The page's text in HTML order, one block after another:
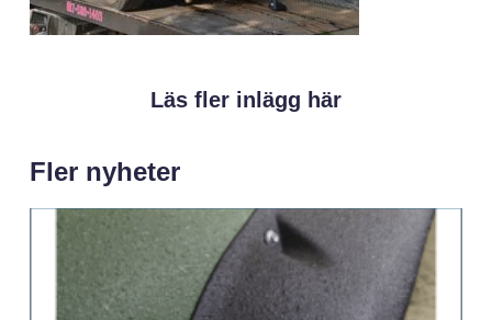
Läs fler inlägg här
Fler nyheter